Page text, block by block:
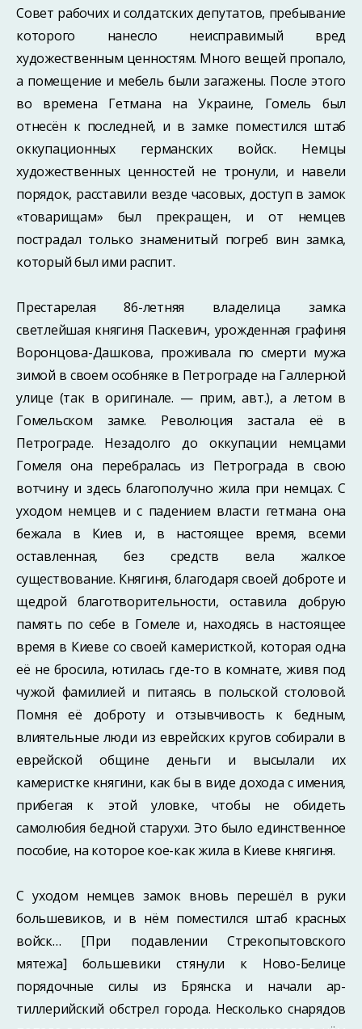
Совет рабочих и солдатских депутатов, пребывание
которого нанесло неисправимый вред
художественным ценностям. Много вещей пропало,
а помеще­ние и мебель были загажены. После этого
во времена Гетмана на Украине, Гомель был
отнесён к последней, и в замке поместился штаб
оккупационных германских войск. Немцы
художественных ценностей не тронули, и навели
порядок, расставили везде часовых, доступ в замок
«товарищам» был прекращен, и от немцев
пострадал только знаменитый погреб вин замка,
который был ими распит.
Престарелая 86-летняя владелица замка
светлейшая княгиня Паскевич, урож­денная графиня
Воронцова-Дашкова, проживала по смерти мужа
зимой в своем особняке в Петрограде на Галлерной
улице (так в оригинале. — прим, авт.), а летом в
Гомельском замке. Революция застала её в
Петрограде. Незадолго до оккупации немцами
Гомеля она перебралась из Петрограда в свою
вотчину и здесь благополуч­но жила при немцах. С
уходом немцев и с падением власти гетмана она
бежала в Киев и, в настоящее время, всеми
оставленная, без средств вела жалкое
существование. Княгиня, благодаря своей доброте и
щедрой благотворительности, оставила добрую
память по себе в Гомеле и, находясь в настоящее
время в Киеве со своей камерист­кой, которая одна
её не бросила, ютилась где-то в комнате, живя под
чужой фамилией и питаясь в польской столовой.
Помня её доброту и отзывчивость к бедным,
влиятельные люди из еврейских кругов собирали в
еврейской общине деньги и вы­сылали их
камеристке княгини, как бы в виде дохода с имения,
прибегая к этой улов­ке, чтобы не обидеть
самолюбия бедной старухи. Это было единственное
пособие, на которое кое-как жила в Киеве княгиня.
С уходом немцев замок вновь перешёл в руки
большевиков, и в нём поме­стился штаб красных
войск… [При подавлении Стрекопытовского
мятежа] большевики стянули к Ново-Белице
порядочные силы из Брянска и начали ар­
тиллерийский обстрел города. Несколько снарядов